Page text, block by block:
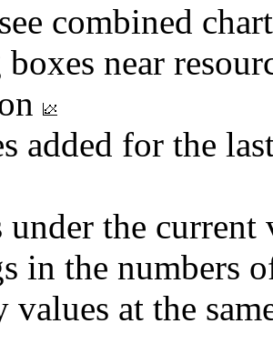
combined
near
added for the
under the
in the numbers
values at the